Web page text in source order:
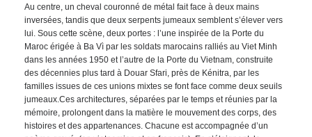
Au centre, un cheval couronné de métal fait face à deux mains
inversées, tandis que deux serpents jumeaux semblent s’élever vers
lui. Sous cette scène, deux portes : l’une inspirée de la Porte du
Maroc érigée à Ba Vì par les soldats marocains ralliés au Viet Minh
dans les années 1950 et l’autre de la Porte du Vietnam, construite
des décennies plus tard à Douar Sfari, près de Kénitra, par les
familles issues de ces unions mixtes se font face comme deux seuils
jumeaux.Ces architectures, séparées par le temps et réunies par la
mémoire, prolongent dans la matière le mouvement des corps, des
histoires et des appartenances. Chacune est accompagnée d’un